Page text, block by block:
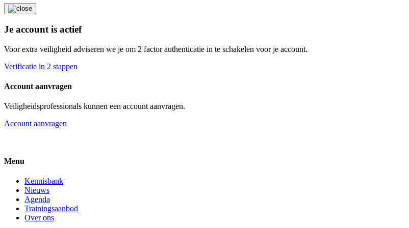
Je account is actief
Voor extra veiligheid adviseren we je om 2 factor authenticatie in te schakelen voor je account.
Verificatie in 2 stappen
Account aanvragen
Veiligheidsprofessionals kunnen een account aanvragen.
Account aanvragen
Menu
Kennisbank
Nieuws
Agenda
Trainingsaanbod
Over ons